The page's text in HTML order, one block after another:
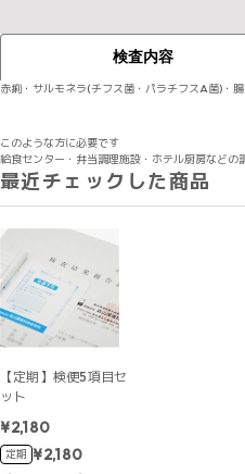
検査内容
赤痢・サルモネラ(チフス菌・パラチフスA菌)・
このような方に必要です
給食センター・弁当調理施設・ホテル厨房など
最近チェックした商品
【定期】検便5項目セ
ット
¥2,180
定期 ¥2,180